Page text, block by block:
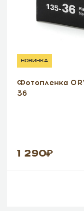
новинка
Фотопленка
36
1 290